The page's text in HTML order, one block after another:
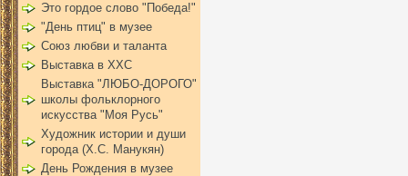
Это гордое слово "Победа!"
"День птиц" в музее
Союз любви и таланта
Выставка в ХХС
Выставка "ЛЮБО-ДОРОГО"
школы фольклорного
искусства "Моя Русь"
Художник истории и души
города (Х.С. Манукян)
День Рождения в музее